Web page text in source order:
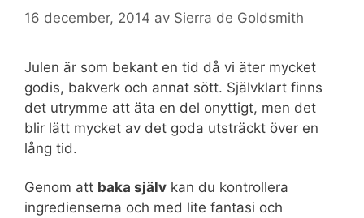
16 december, 2014 av Sierra de Goldsmith
Julen är som bekant en tid då vi äter mycket
godis, bakverk och annat sött. Självklart finns
det utrymme att äta en del onyttigt, men det
blir lätt mycket av det goda utsträckt över en
lång tid.
Genom att baka själv kan du kontrollera
ingredienserna och med lite fantasi och